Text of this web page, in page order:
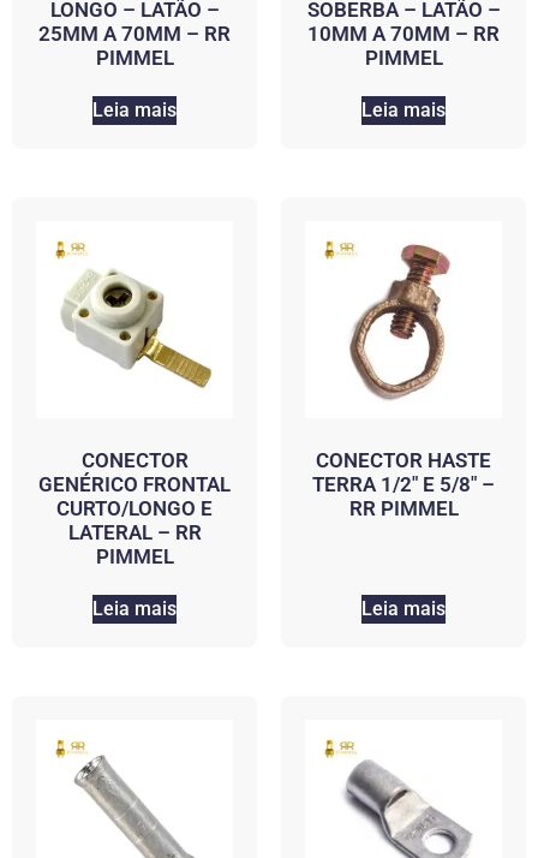
LONGO – LATÃO –
25MM A 70MM – RR
PIMMEL
Leia mais
SOBERBA – LATÃO –
10MM A 70MM – RR
PIMMEL
Leia mais
CONECTOR
GENÉRICO FRONTAL
CURTO/LONGO E
LATERAL – RR
PIMMEL
Leia mais
CONECTOR HASTE
TERRA 1/2″ E 5/8″ –
RR PIMMEL
Leia mais